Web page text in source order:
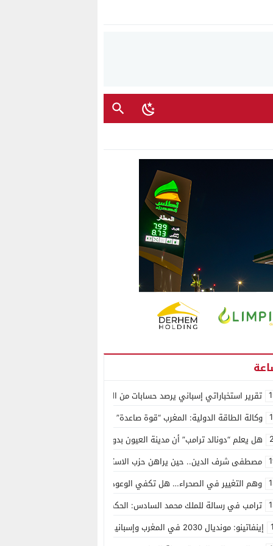
تقرير استخباراتي إسباني يرصد حسابات من الجزائر وأرقاما بـ”213+” ضمن حملة رقمية منظمة حرّضت على اقتحام سبتة
وكالة الطاقة الدولية: المغرب “قوة صاعدة” في سوق المعادن الاستراتيجية
هل يعلم “دونالد ترامب” أن مدينة العيون بدون ماء؟
مصطفى شرف الدين.. حين يراهن حزب الاستقلال على الكفاءة ويمنح الشباب
وهم التغيير في الصحراء… هل تكفي الوعود الفارغة لصناعة الواقع؟
ترامب في رسالة للملك محمد السادس: الحكم الذاتي هو الأساس الوحيد لحل
إينفاتينو: مونديال 2030 في المغرب وإسبانيا والبرتغال سيكون “الأجمل في التاريخ”